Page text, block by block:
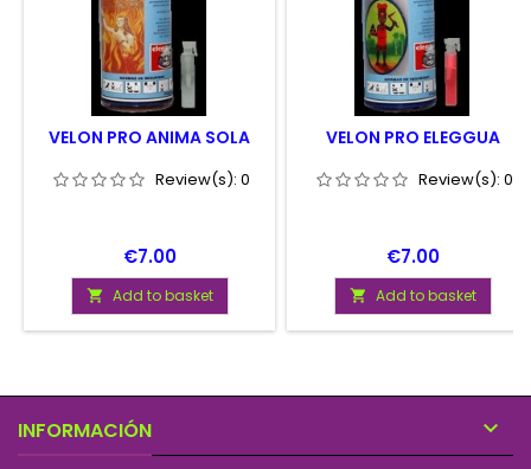
VELON PRO ANIMA SOLA
Review(s): 0
Price
€7.00
 Add to basket
VELON PRO ELEGGUA
Review(s): 0
Price
€7.00
 Add to basket
INFORMACIÓN 